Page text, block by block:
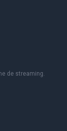
de streaming.